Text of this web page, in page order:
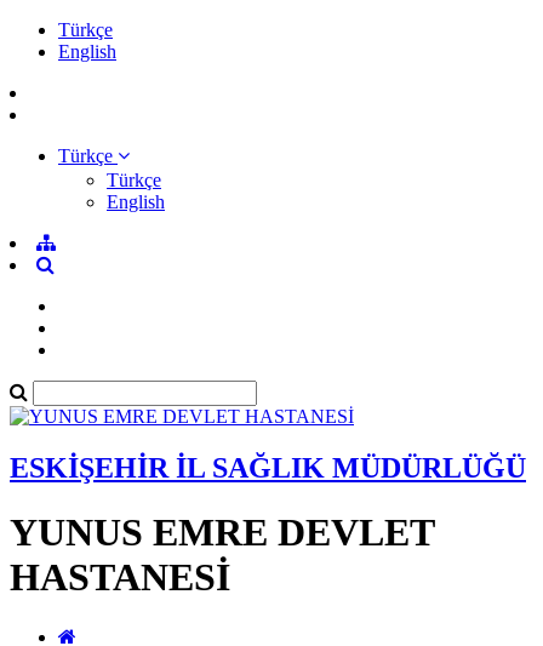
Türkçe
English
Türkçe
Türkçe
English
ESKİŞEHİR İL SAĞLIK MÜDÜRLÜĞÜ
YUNUS EMRE DEVLET
HASTANESİ